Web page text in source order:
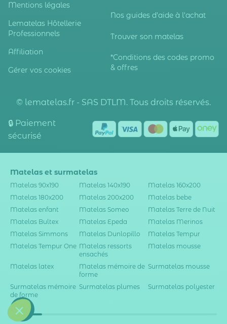
Mentions légales
Lematelas Hôtellerie
Professionnels
Affiliation
Gérer vos cookies
Nos guides d'aide à l'achat
Trouver son matelas
*Conditions des codes promo
& offres
© lematelas.fr - SAS DTLM. Tous droits réservés.
🔒 Paiement
sécurisé
Matelas et surmatelas
Matelas 90x190 Matelas 140x190
Matelas 160x200
Matelas 180x200
Matelas 200x200
Matelas bebe
Matelas enfant
Matelas Someo
Matelas Terre de Nuit
Matelas Bultex
Matelas Epeda
Matelas Merinos
Matelas Simmons
Matelas Dunlopillo
Matelas Tempur
Matelas Tempur One Matelas ressorts
ensachés
Matelas mousse
Matelas latex
Matelas mémoire de
forme
Surmatelas mousse
Surmatelas mémoire
de forme
Surmatelas plumes Surmatelas polyester